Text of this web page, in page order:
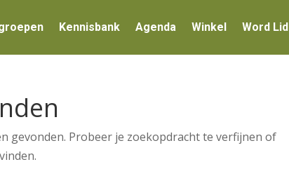
Kennisbank Agenda Winkel Word Lid
gevonden. Probeer je zoekopdracht te verfijnen of